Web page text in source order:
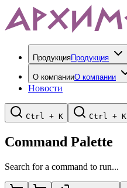
ПродукцияПродукция
О компанииО компании
Новости
Ctrl + K Ctrl + K
Command Palette
Search for a command to run...